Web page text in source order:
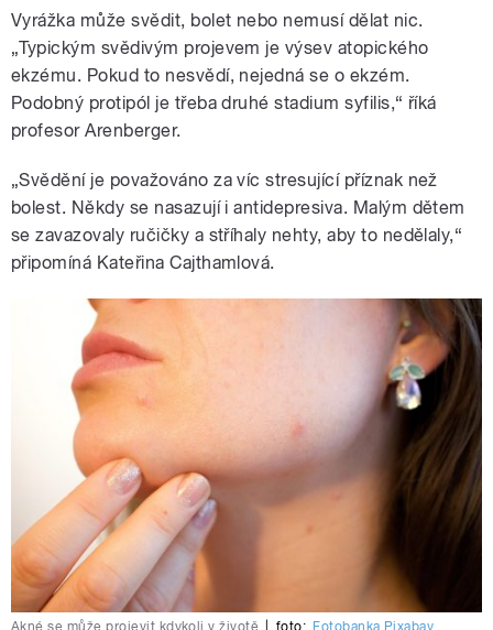
Vyrážka může svědit, bolet nebo nemusí dělat nic.
„Typickým svědivým projevem je výsev atopického
ekzému. Pokud to nesvědí, nejedná se o ekzém.
Podobný protipól je třeba druhé stadium syfilis,“ říká
profesor Arenberger.
„Svědění je považováno za víc stresující příznak než
bolest. Někdy se nasazují i antidepresiva. Malým dětem
se zavazovaly ručičky a stříhaly nehty, aby to nedělaly,“
připomíná Kateřina Cajthamlová.